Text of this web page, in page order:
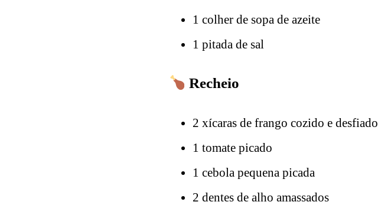
1 colher de sopa de azeite
1 pitada de sal
Recheio
2 xícaras de frango cozido e desfiado
1 tomate picado
1 cebola pequena picada
2 dentes de alho amassados